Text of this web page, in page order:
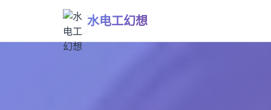
水电工幻想